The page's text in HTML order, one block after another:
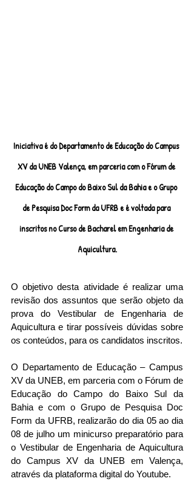
Iniciativa é do Departamento de Educação do Campus
XV da UNEB Valença, em parceria com o Fórum de
Educação do Campo do Baixo Sul da Bahia e o Grupo
de Pesquisa Doc Form da UFRB e é voltada para
inscritos no Curso de Bacharel em Engenharia de
Aquicultura.
O objetivo desta atividade é realizar uma
revisão dos assuntos que serão objeto da
prova do Vestibular de Engenharia de
Aquicultura e tirar possíveis dúvidas sobre
os conteúdos, para os candidatos inscritos.
O Departamento de Educação – Campus
XV da UNEB, em parceria com o Fórum de
Educação do Campo do Baixo Sul da
Bahia e com o Grupo de Pesquisa Doc
Form da UFRB, realizarão do dia 05 ao dia
08 de julho um minicurso preparatório para
o Vestibular de Engenharia de Aquicultura
do Campus XV da UNEB em Valença,
através da plataforma digital do Youtube.